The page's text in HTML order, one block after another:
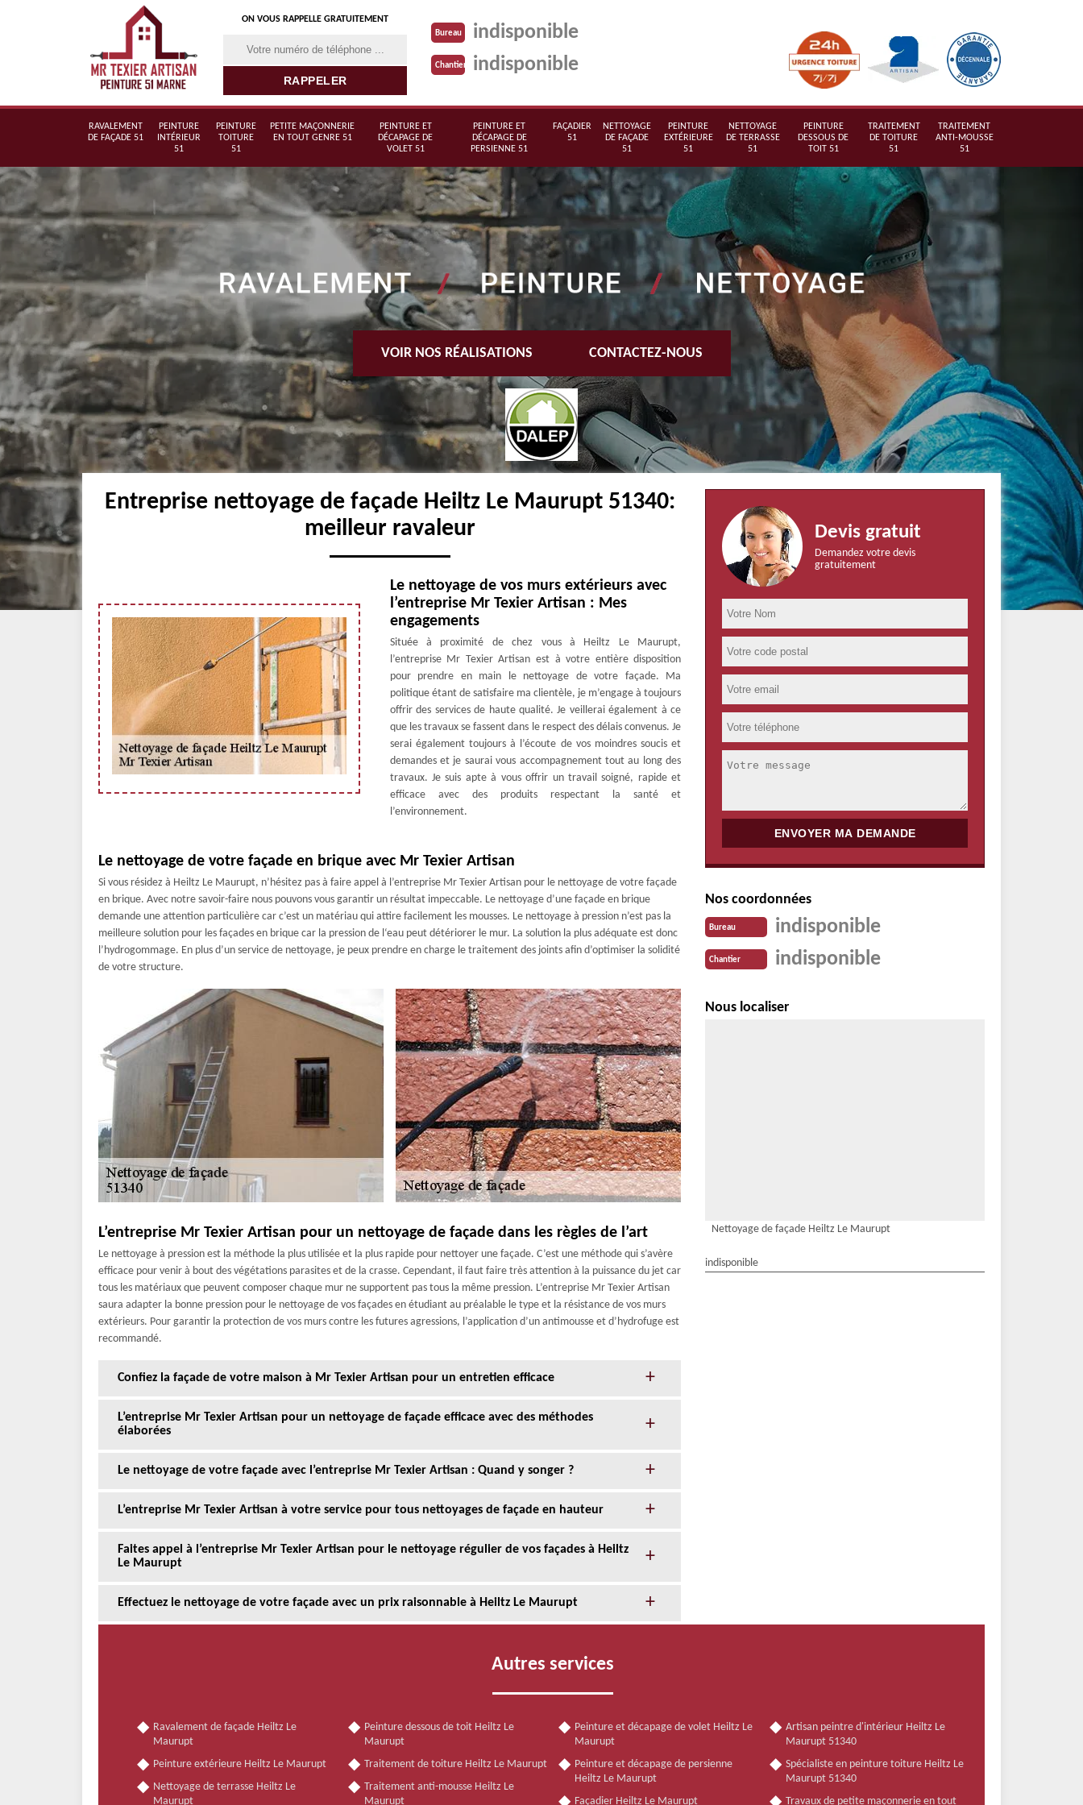
ON VOUS RAPPELLE GRATUITEMENT
Bureau indisponible
Chantier indisponible
RAVALEMENT
DE FAÇADE 51
PEINTURE
INTÉRIEUR
51
PEINTURE
TOITURE
51
PETITE MAÇONNERIE
EN TOUT GENRE 51
PEINTURE ET
DÉCAPAGE DE
VOLET 51
PEINTURE ET
DÉCAPAGE DE
PERSIENNE 51
FAÇADIER
51
NETTOYAGE
DE FAÇADE
51
PEINTURE
EXTÉRIEURE
51
NETTOYAGE
DE TERRASSE
51
PEINTURE
DESSOUS DE
TOIT 51
TRAITEMENT
DE TOITURE
51
TRAITEMENT
ANTI-MOUSSE
51
VOIR NOS RÉALISATIONS CONTACTEZ-NOUS
Entreprise nettoyage de façade Heiltz Le Maurupt 51340:
meilleur ravaleur
Le nettoyage de vos murs extérieurs avec
l’entreprise Mr Texier Artisan : Mes
engagements
Située à proximité de chez vous à Heiltz Le Maurupt,
l’entreprise Mr Texier Artisan est à votre entière disposition
pour prendre en main le nettoyage de votre façade. Ma
politique étant de satisfaire ma clientèle, je m’engage à toujours
offrir des services de haute qualité. Je veillerai également à ce
que les travaux se fassent dans le respect des délais convenus. Je
serai également toujours à l’écoute de vos moindres soucis et
demandes et je saurai vous accompagnement tout au long des
travaux. Je suis apte à vous offrir un travail soigné, rapide et
efficace avec des produits respectant la santé et
l’environnement.
Le nettoyage de votre façade en brique avec Mr Texier Artisan
Si vous résidez à Heiltz Le Maurupt, n’hésitez pas à faire appel à l’entreprise Mr Texier Artisan pour le nettoyage de votre façade
en brique. Avec notre savoir-faire nous pouvons vous garantir un résultat impeccable. Le nettoyage d’une façade en brique
demande une attention particulière car c’est un matériau qui attire facilement les mousses. Le nettoyage à pression n’est pas la
meilleure solution pour les façades en brique car la pression de l‘eau peut détériorer le mur. La solution la plus adéquate est donc
l’hydrogommage. En plus d’un service de nettoyage, je peux prendre en charge le traitement des joints afin d’optimiser la solidité
de votre structure.
L’entreprise Mr Texier Artisan pour un nettoyage de façade dans les règles de l’art
Le nettoyage à pression est la méthode la plus utilisée et la plus rapide pour nettoyer une façade. C’est une méthode qui s’avère
efficace pour venir à bout des végétations parasites et de la crasse. Cependant, il faut faire très attention à la puissance du jet car
tous les matériaux que peuvent composer chaque mur ne supportent pas tous la même pression. L’entreprise Mr Texier Artisan
saura adapter la bonne pression pour le nettoyage de vos façades en étudiant au préalable le type et la résistance de vos murs
extérieurs. Pour garantir la protection de vos murs contre les futures agressions, l’application d’un antimousse et d’hydrofuge est
recommandé.
Confiez la façade de votre maison à Mr Texier Artisan pour un entretien efficace
L’entreprise Mr Texier Artisan pour un nettoyage de façade efficace avec des méthodes
élaborées
Le nettoyage de votre façade avec l’entreprise Mr Texier Artisan : Quand y songer ?
L’entreprise Mr Texier Artisan à votre service pour tous nettoyages de façade en hauteur
Faites appel à l’entreprise Mr Texier Artisan pour le nettoyage régulier de vos façades à Heiltz
Le Maurupt
Effectuez le nettoyage de votre façade avec un prix raisonnable à Heiltz Le Maurupt
Devis gratuit
Demandez votre devis
gratuitement
Nos coordonnées
Bureau indisponible
Chantier indisponible
Nous localiser
Nettoyage de façade Heiltz Le Maurupt
indisponible
Autres services
Ravalement de façade Heiltz Le
Maurupt
Peinture extérieure Heiltz Le Maurupt
Nettoyage de terrasse Heiltz Le
Maurupt
Peinture dessous de toit Heiltz Le
Maurupt
Traitement de toiture Heiltz Le Maurupt
Traitement anti-mousse Heiltz Le
Maurupt
Peinture et décapage de volet Heiltz Le
Maurupt
Peinture et décapage de persienne
Heiltz Le Maurupt
Façadier Heiltz Le Maurupt
Artisan peintre d'intérieur Heiltz Le
Maurupt 51340
Spécialiste en peinture toiture Heiltz Le
Maurupt 51340
Travaux de petite maçonnerie en tout